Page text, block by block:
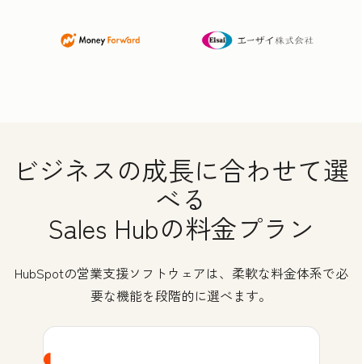
ビジネスの成長に合わせて選
べる
Sales Hubの料金プラン
HubSpotの営業支援ソフトウェアは、柔軟な料金体系で必
要な機能を段階的に選べます。